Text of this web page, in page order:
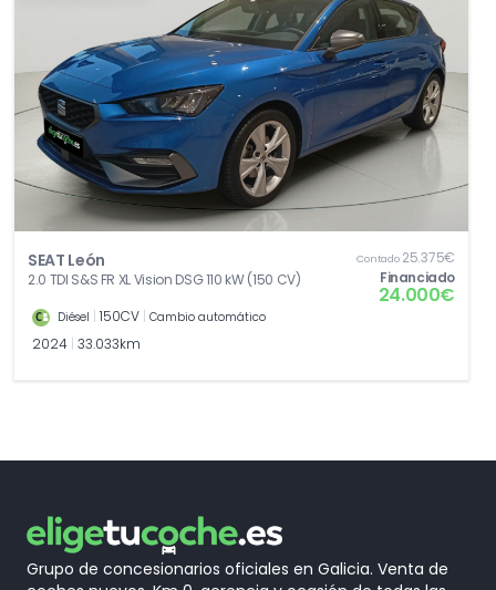
[QH1]Control por voz 0,00€
[QK1]Con cámara multifuncional 0,00€
SEAT León
2.0 TDI S&S FR XL Vision DSG 110 kW (150 CV)
Contado25.375€
Financiado
24.000€
Diésel 150CV Cambio automático
2024 33.033km
Grupo de concesionarios oficiales en Galicia. Venta de